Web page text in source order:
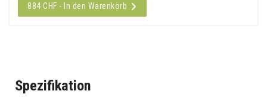
884 CHF - In den Warenkorb
Spezifikation